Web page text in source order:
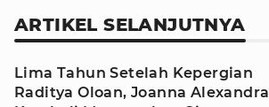
ARTIKEL SELANJUTNYA
Lima Tahun Setelah Kepergian
Raditya Oloan, Joanna Alexandra